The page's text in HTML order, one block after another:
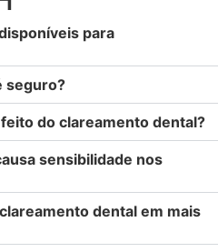
para
seguro?
do clareamento dental?
sensibilidade nos
dental em mais